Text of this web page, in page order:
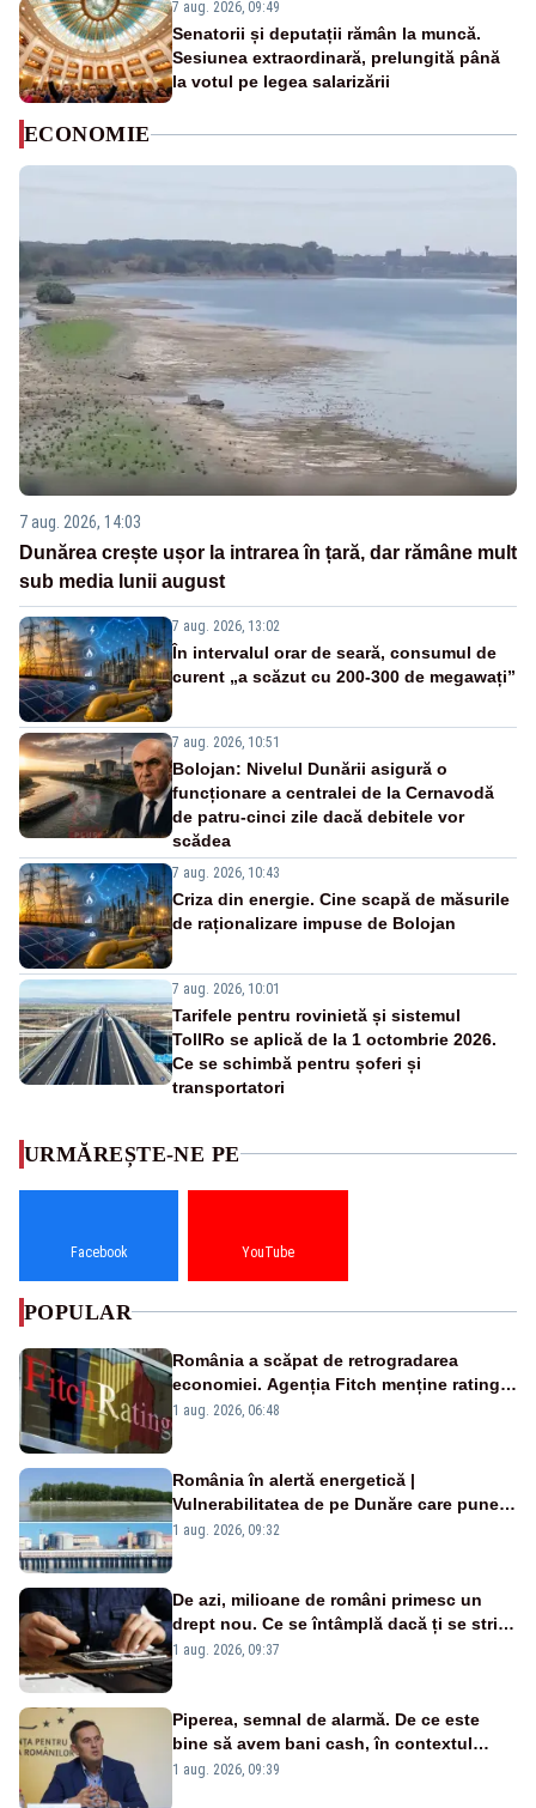
7 aug. 2026, 09:49
Senatorii și deputații rămân la muncă.
Sesiunea extraordinară, prelungită până
la votul pe legea salarizării
ECONOMIE
7 aug. 2026, 14:03
Dunărea crește ușor la intrarea în țară, dar rămâne mult
sub media lunii august
7 aug. 2026, 13:02
În intervalul orar de seară, consumul de
curent „a scăzut cu 200-300 de megawați”
7 aug. 2026, 10:51
Bolojan: Nivelul Dunării asigură o
funcționare a centralei de la Cernavodă
de patru-cinci zile dacă debitele vor
scădea
7 aug. 2026, 10:43
Criza din energie. Cine scapă de măsurile
de raționalizare impuse de Bolojan
7 aug. 2026, 10:01
Tarifele pentru rovinietă și sistemul
TollRo se aplică de la 1 octombrie 2026.
Ce se schimbă pentru șoferi și
transportatori
URMĂREȘTE-NE PE
Facebook YouTube
POPULAR
România a scăpat de retrogradarea
economiei. Agenția Fitch menține ratingul
„BBB-” cu perspectivă negativă
1 aug. 2026, 06:48
România în alertă energetică |
Vulnerabilitatea de pe Dunăre care pune
în pericol Centrala Cernavodă era
1 aug. 2026, 09:32
De azi, milioane de români primesc un
drept nou. Ce se întâmplă dacă ți se strică
un produs
1 aug. 2026, 09:37
Piperea, semnal de alarmă. De ce este
bine să avem bani cash, în contextul
alertei energetice?
1 aug. 2026, 09:39